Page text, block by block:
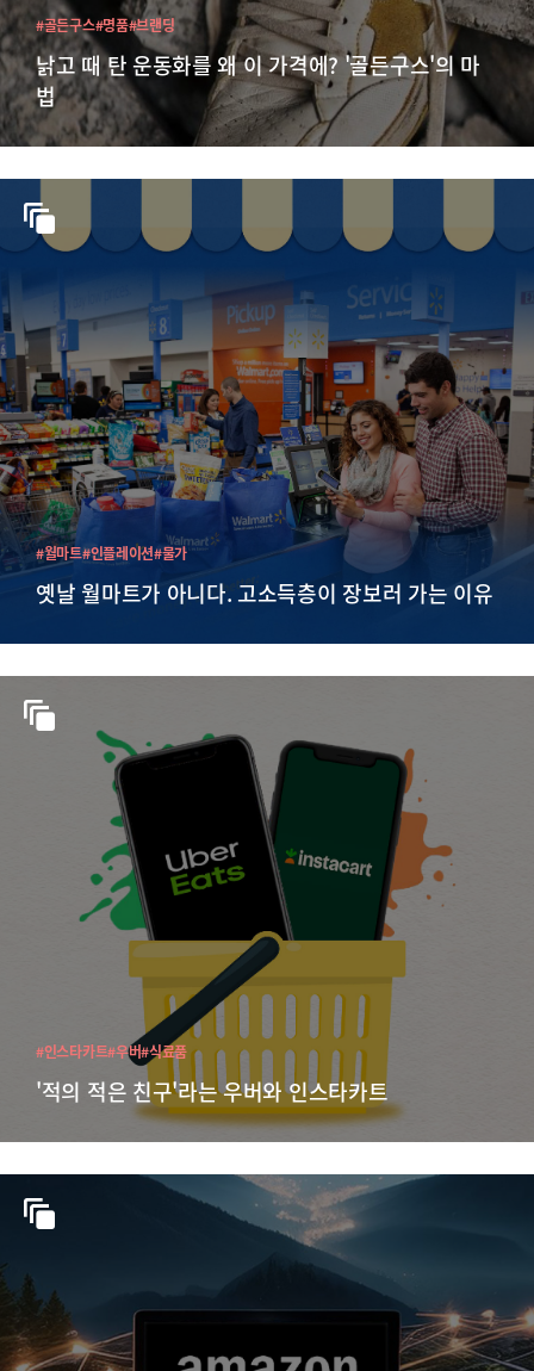
낡고 때 탄 운동화를 왜 이 가격에? '골든구스'의 마
법
#골든구스#명품#브랜딩
옛날 월마트가 아니다. 고소득층이 장보러 가는 이유
#월마트#인플레이션#물가
'적의 적은 친구'라는 우버와 인스타카트
#인스타카트#우버#식료품